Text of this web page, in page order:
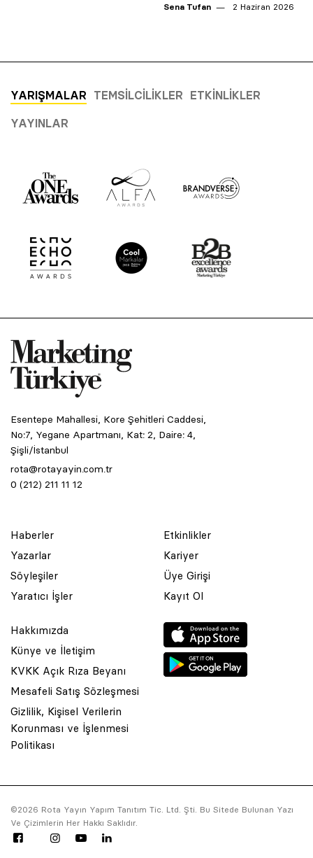
Sena Tufan 2 Haziran 2026
YARIŞMALAR TEMSILCILIKLER ETKINLIKLER
YAYINLAR
Esentepe Mahallesi, Kore Şehitleri Caddesi,
No:7, Yegane Apartmanı, Kat: 2, Daire: 4,
Şişli/İstanbul
rota@rotayayin.com.tr
0 (212) 211 11 12
Haberler
Yazarlar
Söyleşiler
Yaratıcı İşler
Etkinlikler
Kariyer
Üye Girişi
Kayıt Ol
Hakkımızda
Künye ve İletişim
KVKK Açık Rıza Beyanı
Mesafeli Satış Sözleşmesi
Gizlilik, Kişisel Verilerin
Korunması ve İşlenmesi
Politikası
©2026 Rota Yayın Yapım Tanıtım Tic. Ltd. Şti. Bu Sitede Bulunan Yazı
Ve Çizimlerin Her Hakkı Saklıdır.
© 2001 Rota Yayın Yapım Tanıtım Tic. Ltd. Şti. Bu Sitede Bulunan
Asquared WordPress Agencytarafından tasarlanmış ve